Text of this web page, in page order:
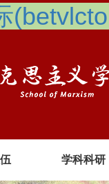
学科科研